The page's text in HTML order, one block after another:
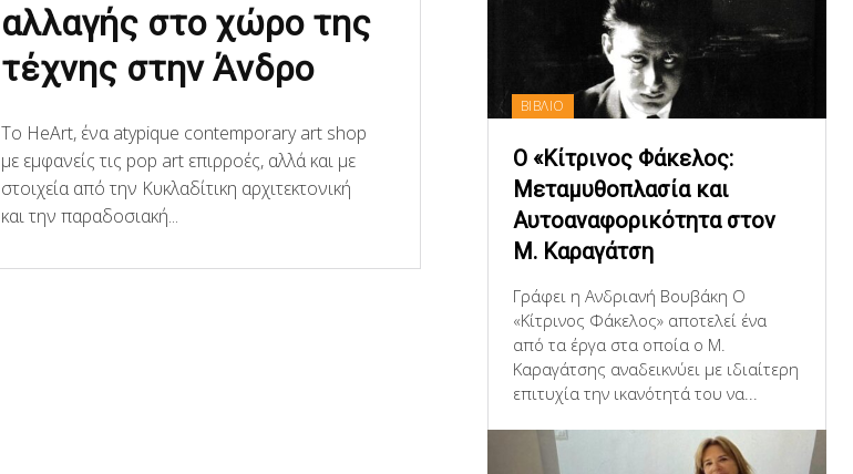
αλλαγής στο χώρο της
τέχνης στην Άνδρο
Το HeArt, ένα atypique contemporary art shop
με εμφανείς τις pop art επιρροές, αλλά και με
στοιχεία από την Κυκλαδίτικη αρχιτεκτονική
και την παραδοσιακή...
ΒΙΒΛΙΟ
Ο «Κίτρινος Φάκελος:
Μεταμυθοπλασία και
Αυτοαναφορικότητα στον
Μ. Καραγάτση
Γράφει η Ανδριανή Βουβάκη Ο
«Κίτρινος Φάκελος» αποτελεί ένα
από τα έργα στα οποία ο Μ.
Καραγάτσης αναδεικνύει με ιδιαίτερη
επιτυχία την ικανότητά του να...